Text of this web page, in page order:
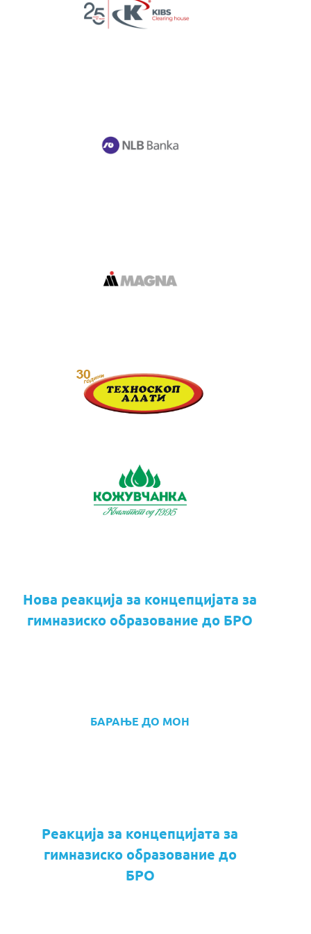
Нова реакција за концепцијата за
гимназиско образование до БРО
БАРАЊЕ ДО МОН
Реакција за концепцијата за
гимназиско образование до
БРО